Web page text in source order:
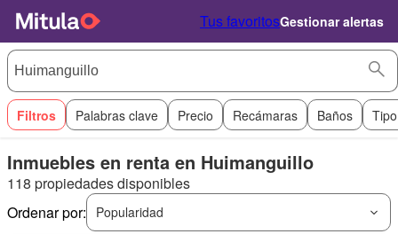
Tus favoritosGestionar alertas
Filtros Palabras clave Precio Recámaras Baños
Inmuebles en renta en Huimanguillo
118 propiedades disponibles
Ordenar por:
Popularidad